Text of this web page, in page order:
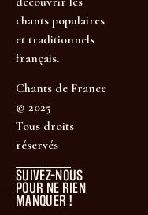
chants populaires
et traditionnels
français.
Chants de France
© 2025
Tous droits
réservés
SUIVEZ-NOUS
POUR NE RIEN
MANQUER !